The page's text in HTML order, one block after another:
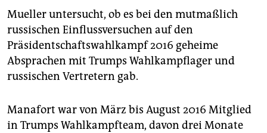
Mueller untersucht, ob es bei den mutmaßlich
russischen Einflussversuchen auf den
Präsidentschaftswahlkampf 2016 geheime
Absprachen mit Trumps Wahlkampflager und
russischen Vertretern gab.
Manafort war von März bis August 2016 Mitglied
in Trumps Wahlkampfteam, davon drei Monate